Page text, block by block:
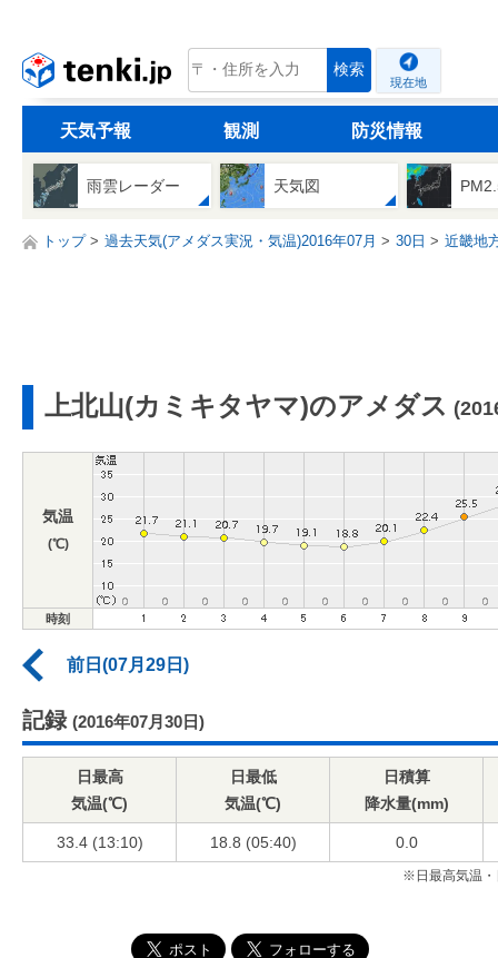
tenki.jp 検索
現在地
天気予報 観測 防災情報
雨雲レーダー 天気図
トップ 過去天気(アメダス実況・気温)2016年07月 30日 近畿地
上北山(カミキタヤマ)のアメダス
気温
(℃)
時刻
前日(07月29日)
記録 (2016年07月30日)
日最高
気温(℃)
日最低
気温(℃)
日積算
降水量(mm)
33.4 (13:10) 18.8 (05:40) 0.0
※日最高気温・